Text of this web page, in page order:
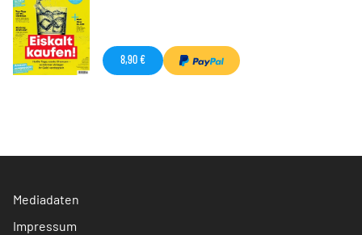
8,90 €
Mediadaten
Impressum